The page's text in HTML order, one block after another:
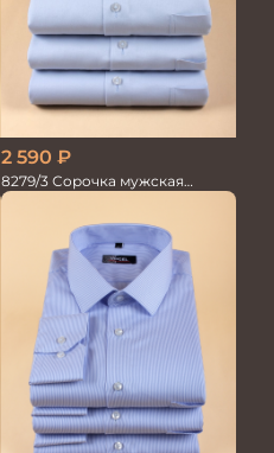
2 590 ₽
8279/3 Сорочка мужская
кор.рукав